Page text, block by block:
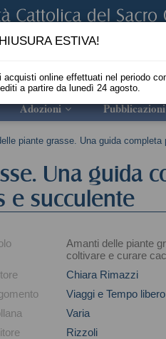
Adozioni
piante grasse. Una guida
Una guida
e succulente
Amanti delle piante
coltivare e curare
Chiara Rimazzi
Viaggi e Tempo libero
Varia
Rizzoli
ESTIVA!
acquisti online effettuati nel periodo
a partire da lunedì 24 agosto.